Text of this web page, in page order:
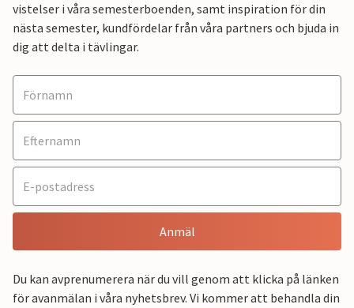
vistelser i våra semesterboenden, samt inspiration för din
nästa semester, kundfördelar från våra partners och bjuda in
dig att delta i tävlingar.
Anmäl
Du kan avprenumerera när du vill genom att klicka på länken
för avanmälan i våra nyhetsbrev. Vi kommer att behandla din